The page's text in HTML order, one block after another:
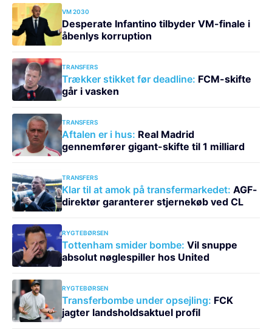
VM 2030
Desperate Infantino tilbyder VM-finale i
åbenlys korruption
TRANSFERS
Trækker stikket før deadline: FCM-skifte
går i vasken
TRANSFERS
Aftalen er i hus: Real Madrid
gennemfører gigant-skifte til 1 milliard
TRANSFERS
Klar til at amok på transfermarkedet: AGF-
direktør garanterer stjernekøb ved CL
RYGTEBØRSEN
Tottenham smider bombe: Vil snuppe
absolut nøglespiller hos United
RYGTEBØRSEN
Transferbombe under opsejling: FCK
jagter landsholdsaktuel profil